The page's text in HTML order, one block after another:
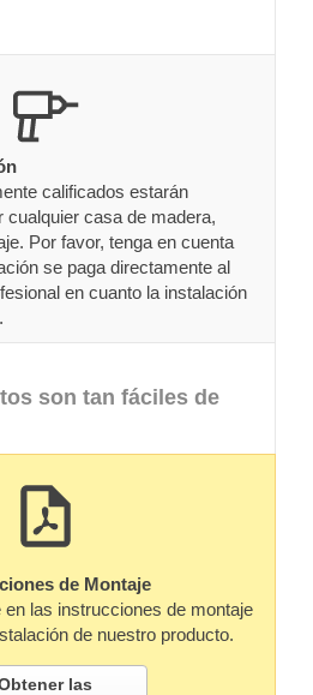
calificados estarán
cualquier casa de madera,
Por favor, tenga en cuenta
se paga directamente al
en cuanto la instalación
son tan fáciles de
de Montaje
las instrucciones de montaje
de nuestro producto.
las